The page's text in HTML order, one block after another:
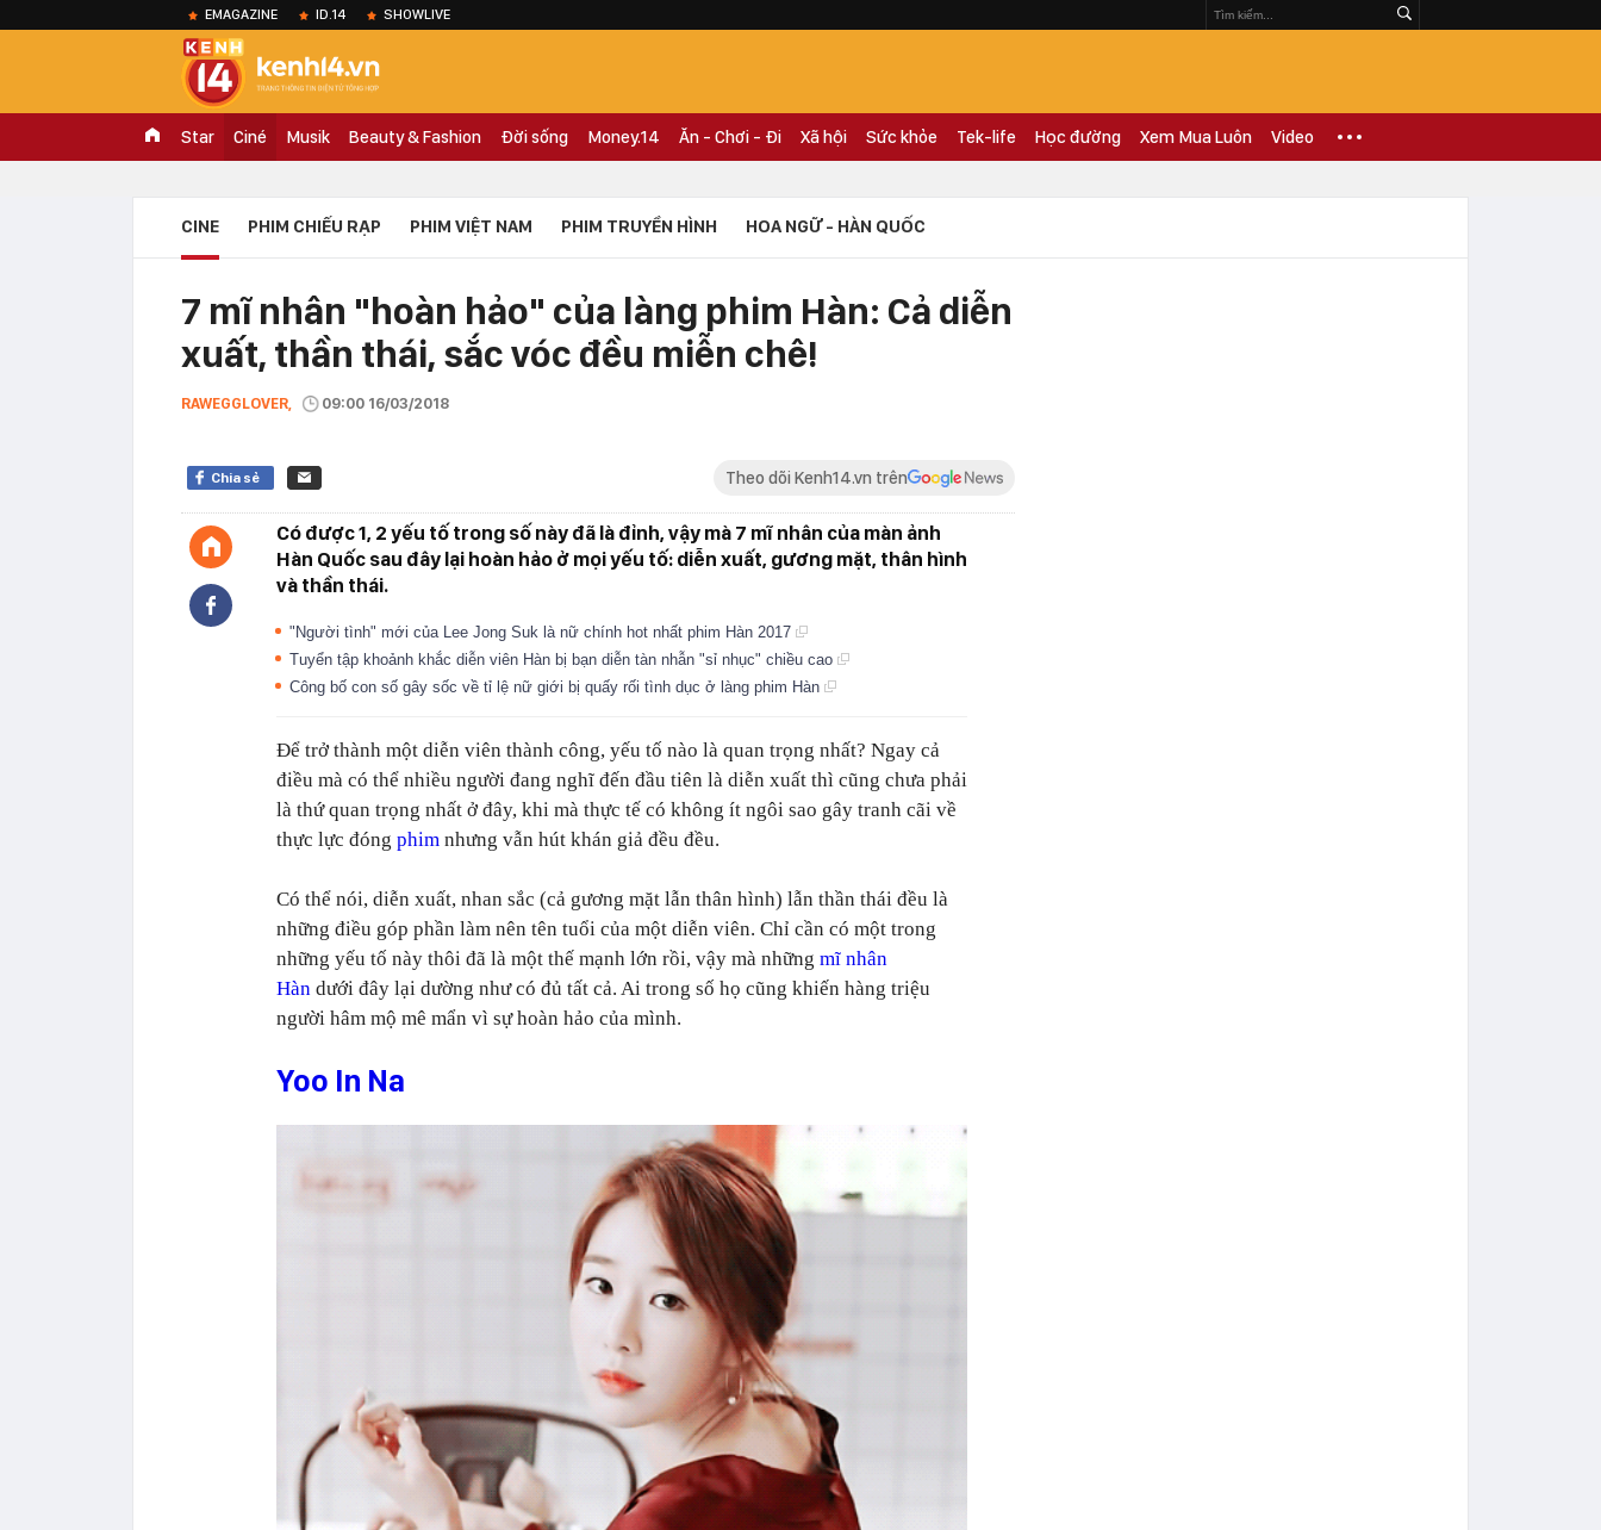
EMAGAZINE ID.14 SHOWLIVE
Star Ciné Musik Beauty & Fashion Đời sống Money.14 Ăn - Chơi - Đi Xã hội Sức khỏe Tek-life Học đường Xem Mua Luôn Video
CINE PHIM CHIẾU RẠP PHIM VIỆT NAM PHIM TRUYỀN HÌNH HOA NGỮ - HÀN QUỐC
7 mĩ nhân "hoàn hảo" của làng phim Hàn: Cả diễn
xuất, thần thái, sắc vóc đều miễn chê!
RAWEGGLOVER, 09:00 16/03/2018
Chia sẻ Theo dõi Kenh14.vn trên
Có được 1, 2 yếu tố trong số này đã là đỉnh, vậy mà 7 mĩ nhân của màn ảnh
Hàn Quốc sau đây lại hoàn hảo ở mọi yếu tố: diễn xuất, gương mặt, thân hình
và thần thái.
"Người tình" mới của Lee Jong Suk là nữ chính hot nhất phim Hàn 2017
Tuyển tập khoảnh khắc diễn viên Hàn bị bạn diễn tàn nhẫn "sỉ nhục" chiều cao
Công bố con số gây sốc về tỉ lệ nữ giới bị quấy rối tình dục ở làng phim Hàn
Để trở thành một diễn viên thành công, yếu tố nào là quan trọng nhất? Ngay cả
điều mà có thể nhiều người đang nghĩ đến đầu tiên là diễn xuất thì cũng chưa phải
là thứ quan trọng nhất ở đây, khi mà thực tế có không ít ngôi sao gây tranh cãi về
thực lực đóng phim nhưng vẫn hút khán giả đều đều.
Có thể nói, diễn xuất, nhan sắc (cả gương mặt lẫn thân hình) lẫn thần thái đều là
những điều góp phần làm nên tên tuổi của một diễn viên. Chỉ cần có một trong
những yếu tố này thôi đã là một thế mạnh lớn rồi, vậy mà những mĩ nhân
Hàn dưới đây lại dường như có đủ tất cả. Ai trong số họ cũng khiến hàng triệu
người hâm mộ mê mẩn vì sự hoàn hảo của mình.
Yoo In Na